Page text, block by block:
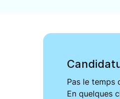
Pas le temps
En quelques